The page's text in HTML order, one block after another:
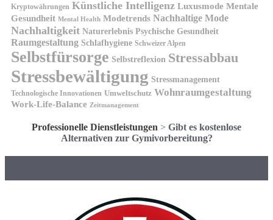
Kryptowährungen Künstliche Intelligenz Luxusmode Mentale
Gesundheit Mental Health Modetrends Nachhaltige Mode
Nachhaltigkeit Naturerlebnis Psychische Gesundheit
Raumgestaltung Schlafhygiene Schweizer Alpen
Selbstfürsorge Selbstreflexion Stressabbau
Stressbewältigung Stressmanagement
Technologische Innovationen Umweltschutz Wohnraumgestaltung
Work-Life-Balance Zeitmanagement
Professionelle Dienstleistungen > Gibt es kostenlose
Alternativen zur Gymivorbereitung?